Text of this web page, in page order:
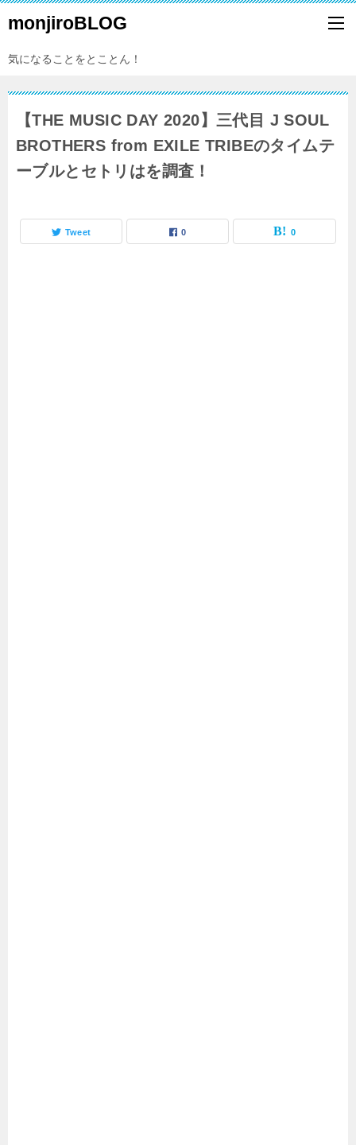
monjiroBLOG
気になることをとことん！
【THE MUSIC DAY 2020】三代目 J SOUL
BROTHERS from EXILE TRIBEのタイムテ
ーブルとセトリはを調査！
Tweet 0 0